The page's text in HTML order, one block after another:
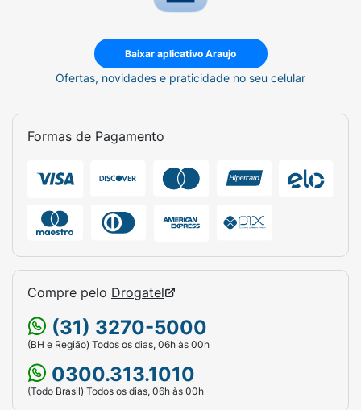
Baixar aplicativo Araujo
Ofertas, novidades e praticidade no seu celular
Formas de Pagamento
Compre pelo Drogatel
(31) 3270-5000
(BH e Região) Todos os dias, 06h às 00h
0300.313.1010
(Todo Brasil) Todos os dias, 06h às 00h